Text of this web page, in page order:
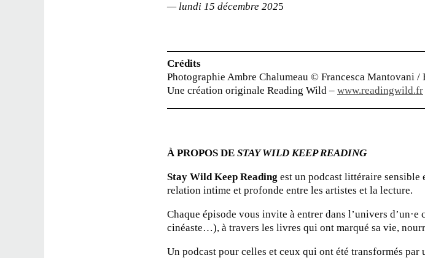
— lundi 15 décembre 2025
Crédits
Photographie Ambre Chalumeau © Francesca Mantovani /
Une création originale Reading Wild – www.readingwild.fr
À PROPOS DE STAY WILD KEEP READING
Stay Wild Keep Reading est un podcast littéraire sensible
relation intime et profonde entre les artistes et la lecture.
Chaque épisode vous invite à entrer dans l’univers
cinéaste…), à travers les livres qui ont marqué sa vie,
Un podcast pour celles et ceux qui ont été transformés